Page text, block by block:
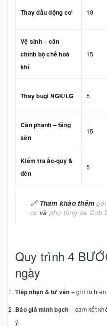
Thay dầu động cơ 10
Vệ sinh – cân
chỉnh bộ chế hoà
khí
15
Thay bugi NGK/LG 5
Căn phanh – tăng
sên
15
Kiểm tra ắc-quy &
đèn
5
🔗 Tham khảo thêm
cc và phụ tùng xe Cub
Quy trình 4
ngày
Tiếp nhận & tư vấn – ghi rõ
Báo giá minh bạch – cam kết
ý.